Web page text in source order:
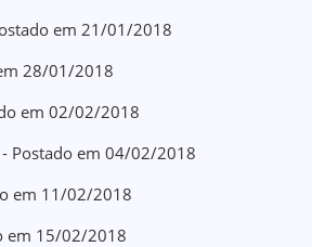
em 21/01/2018
28/01/2018
em 02/02/2018
Postado em 04/02/2018
em 11/02/2018
em 15/02/2018